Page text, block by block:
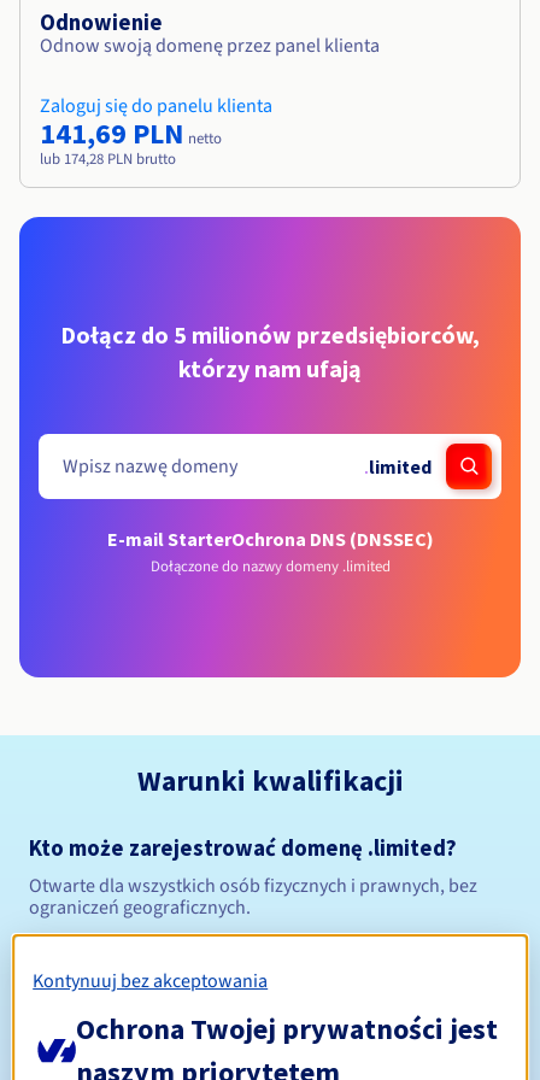
Odnowienie
Odnow swoją domenę przez panel klienta
Zaloguj się do panelu klienta
141,69 PLN netto
lub 174,28 PLN brutto
Dołącz do 5 milionów przedsiębiorców,
którzy nam ufają
.limited
E-mail StarterOchrona DNS (DNSSEC)
Dołączone do nazwy domeny .limited
Warunki kwalifikacji
Kto może zarejestrować domenę .limited?
Otwarte dla wszystkich osób fizycznych i prawnych, bez
ograniczeń geograficznych.
Okres rejestracji Od 1 do 10 lat
Kontynuuj bez akceptowania
Ochrona Twojej prywatności jest
naszym priorytetem